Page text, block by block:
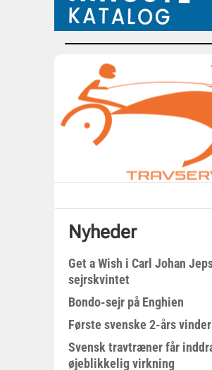
Nyheder
Get a Wish i Carl Johan
sejrskvintet
Bondo-sejr på Enghien
Første svenske 2-års
Svensk travtræner får
øjeblikkelig virkning